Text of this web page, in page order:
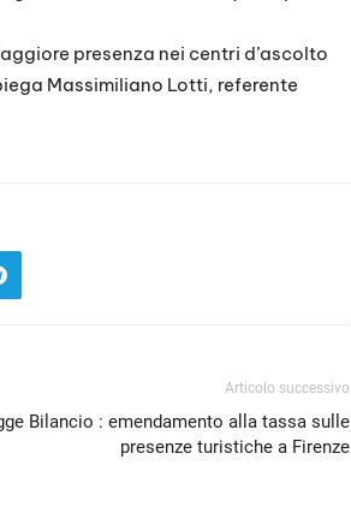
presenza nei centri d’ascolto
Massimiliano Lotti, referente
Articolo successivo
Bilancio : emendamento alla tassa sulle
presenze turistiche a Firenze